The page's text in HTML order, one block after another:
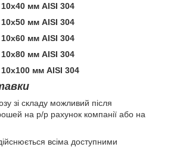
мм AISI 304
мм AISI 304
мм AISI 304
мм AISI 304
мм AISI 304
зі складу можливий після
на р/р рахунок компанії або на
всіма доступними